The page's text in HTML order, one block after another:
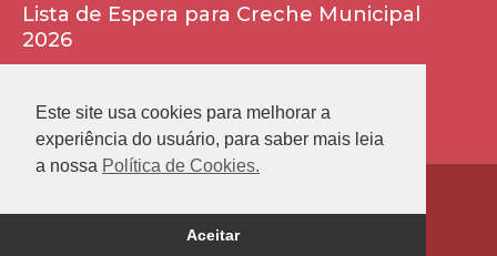
Lista de Espera para Creche Municipal
2026
Este site usa cookies para melhorar a
experiência do usuário, para saber mais leia
a nossa Política de Cookies.
Aceitar